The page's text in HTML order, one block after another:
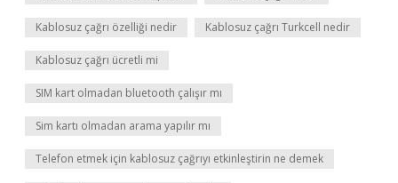
Kablosuz çağrı özelliği nedir Kablosuz çağrı Turkcell nedir
Kablosuz çağrı ücretli mi
SIM kart olmadan bluetooth çalışır mı
Sim kartı olmadan arama yapılır mı
Telefon etmek için kablosuz çağrıyı etkinleştirin ne demek